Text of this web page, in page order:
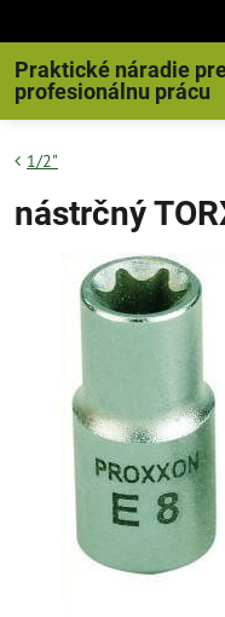
Praktické náradie
profesionálnu prácu
1/2"
nástrčný